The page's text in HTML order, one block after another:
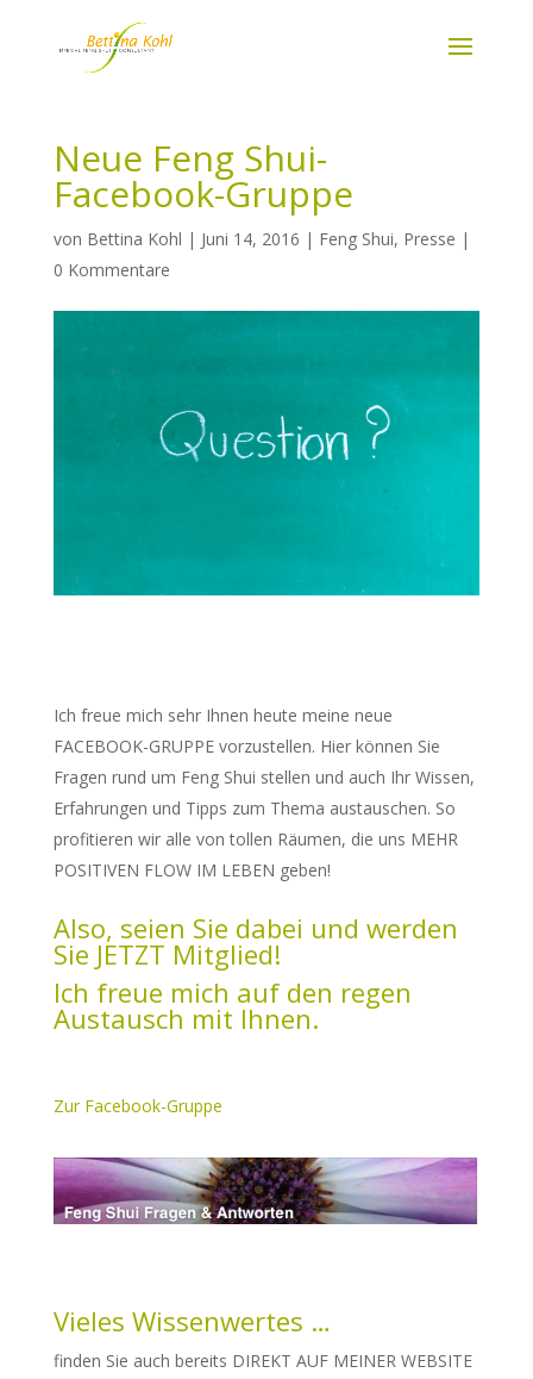
Neue Feng Shui-
Facebook-Gruppe
von Bettina Kohl | Juni 14, 2016 | Feng Shui, Presse |
0 Kommentare
Ich freue mich sehr Ihnen heute meine neue
FACEBOOK-GRUPPE vorzustellen. Hier können Sie
Fragen rund um Feng Shui stellen und auch Ihr Wissen,
Erfahrungen und Tipps zum Thema austauschen. So
profitieren wir alle von tollen Räumen, die uns MEHR
POSITIVEN FLOW IM LEBEN geben!
Also, seien Sie dabei und werden
Sie JETZT Mitglied!
Ich freue mich auf den regen
Austausch mit Ihnen.
Zur Facebook-Gruppe
Vieles Wissenwertes …
finden Sie auch bereits DIREKT AUF MEINER WEBSITE